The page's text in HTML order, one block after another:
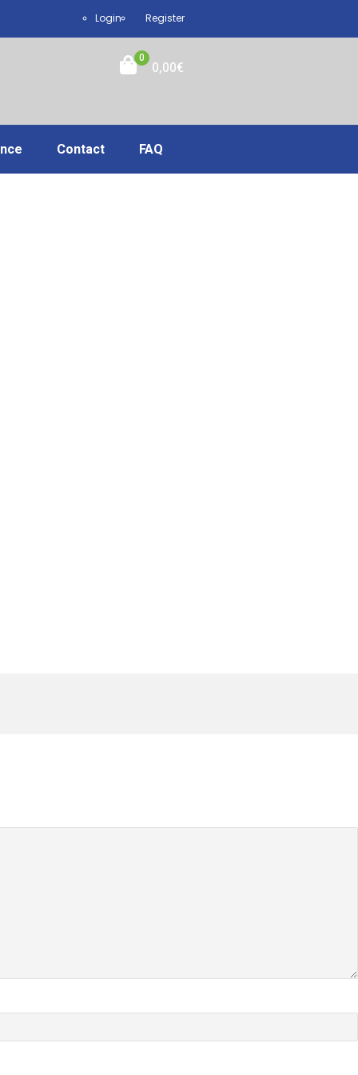
Login Register
0
0,00€
Contact FAQ